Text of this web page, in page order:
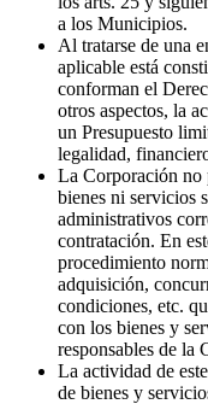
a los Municipios.
Al tratarse de una
aplicable está
conforman el
otros aspectos, la
un Presupuesto
legalidad,
La Corporación no
bienes ni servicios
administrativos
contratación. En
procedimiento
adquisición,
condiciones, etc.
con los bienes y
responsables de la
La actividad de
de bienes y